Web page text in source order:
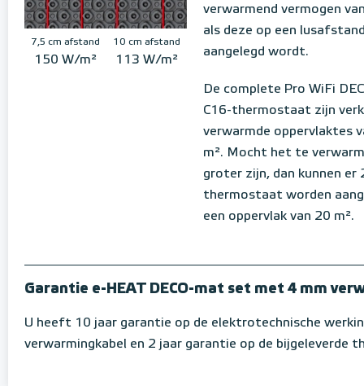
7,5 cm afstand
150 W/m²
10 cm afstand
113 W/m²
verwarmend vermogen
als deze op een
aangelegd wordt.
De complete Pro WiFi
C16-thermostaat zijn
verwarmde oppervlaktes
m². Mocht het te
groter zijn, dan kunnen er
thermostaat worden
een oppervlak van 20 m².
Garantie e-HEAT DECO-mat set met 4 mm
U heeft 10 jaar garantie op de elektrotechnische
verwarmingkabel en 2 jaar garantie op de bijgeleverde